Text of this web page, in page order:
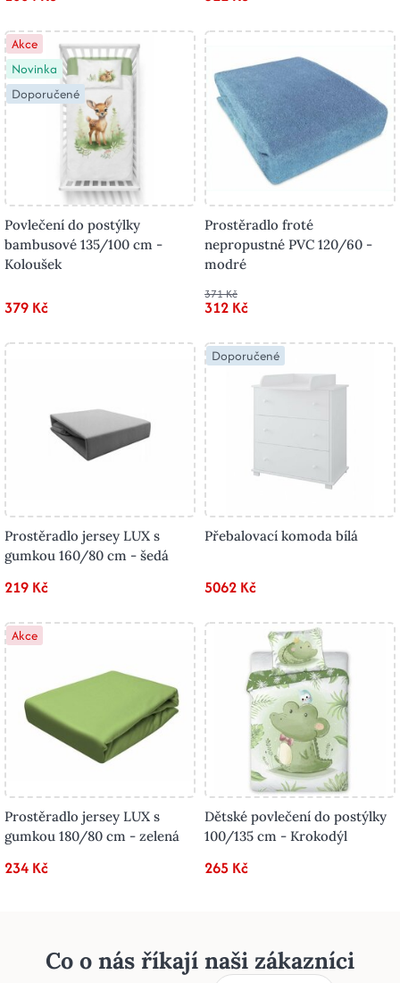
Akce
Novinka
Doporučené
Povlečení do postýlky
bambusové 135/100 cm -
Koloušek
379 Kč
Prostěradlo froté
nepropustné PVC 120/60 -
modré
371 Kč
312 Kč
Prostěradlo jersey LUX s
gumkou 160/80 cm - šedá
219 Kč
Doporučené
Přebalovací komoda bílá
5062 Kč
Akce
Prostěradlo jersey LUX s
gumkou 180/80 cm - zelená
234 Kč
Dětské povlečení do postýlky
100/135 cm - Krokodýl
265 Kč
Co o nás říkají naši zákazníci